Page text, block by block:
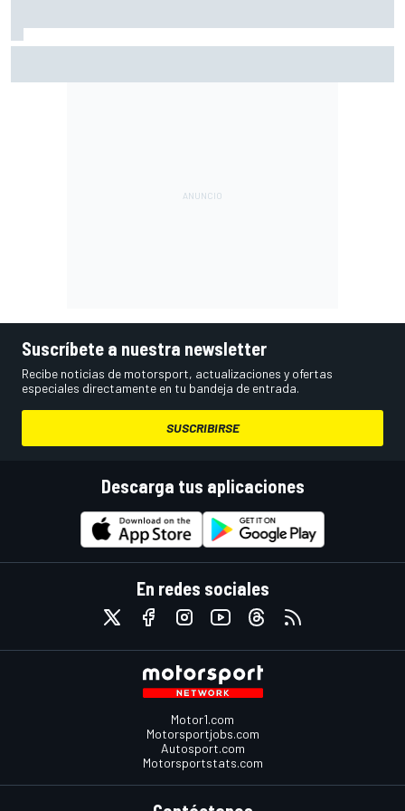
Suscríbete a nuestra newsletter
Recibe noticias de motorsport, actualizaciones y ofertas
especiales directamente en tu bandeja de entrada.
SUSCRIBIRSE
Descarga tus aplicaciones
En redes sociales
Motor1.com
Motorsportjobs.com
Autosport.com
Motorsportstats.com